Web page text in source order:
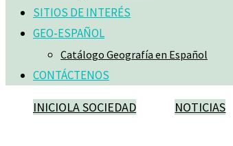
SITIOS DE INTERÉS
GEO-ESPAÑOL
Catálogo Geografía en Español
CONTÁCTENOS
INICIOLA SOCIEDAD NOTICIAS